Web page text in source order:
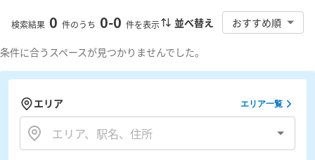
検索結果 0 件のうち 0-0 件を表示 並べ替え おすすめ順
条件に合うスペースが見つかりませんでした。
エリア エリア一覧